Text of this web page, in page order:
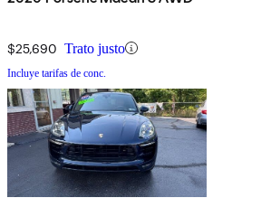
$25,690 Trato justo
Incluye tarifas de conc.